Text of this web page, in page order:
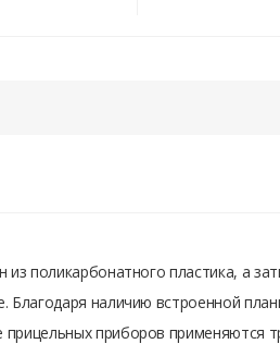
поликарбонатного пластика, а
наличию встроенной
прицельных приборов применяются